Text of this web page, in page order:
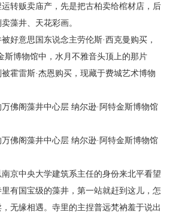
转贩卖庙产，先是把古柏卖给棺材店，后
藻井、天花彩画。
好意思国东说念主劳伦斯·西克曼购买，
斯博物馆中，水月不雅音头顶上的那片
霍雷斯·杰恩购买，现藏于费城艺术博物
万佛阁藻井中心层 纳尔逊·阿特金斯博物馆
万佛阁藻井中心层 纳尔逊·阿特金斯博物馆
南京中央大学建筑系主任的身份来北平看望
有国宝级的藻井，第一站就赶到这儿，怎
无缘相遇。寺里的主捏普远梵衲羞于说出